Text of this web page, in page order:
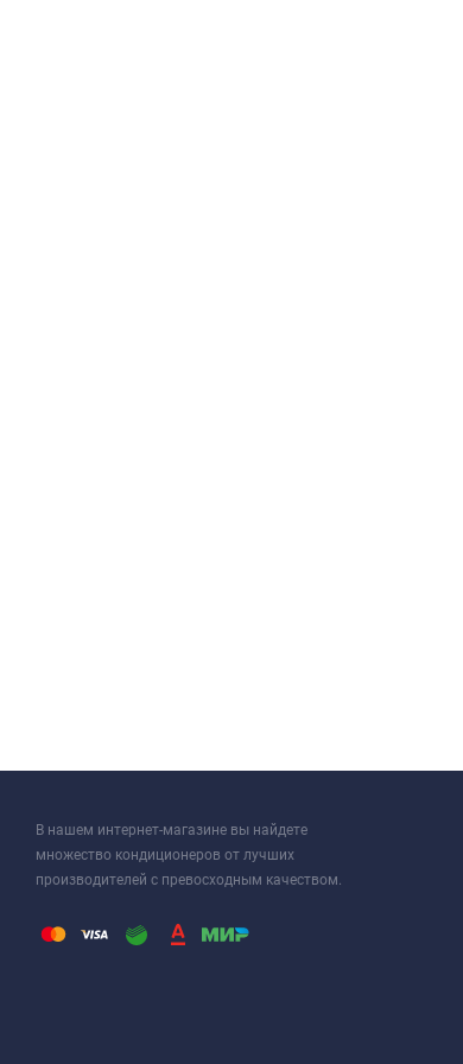
В нашем интернет-магазине вы найдете
множество кондиционеров от лучших
производителей с превосходным качеством.